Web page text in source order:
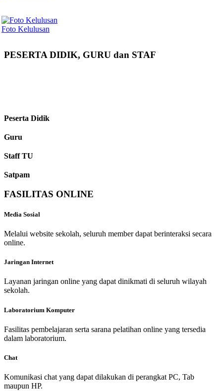
Foto Kelulusan
PESERTA DIDIK, GURU dan STAF
Peserta Didik
Guru
Staff TU
Satpam
FASILITAS ONLINE
Media Sosial
Melalui website sekolah, seluruh member dapat berinteraksi secara
online.
Jaringan Internet
Layanan jaringan online yang dapat dinikmati di seluruh wilayah
sekolah.
Laboratorium Komputer
Fasilitas pembelajaran serta sarana pelatihan online yang tersedia
dalam laboratorium.
Chat
Komunikasi chat yang dapat dilakukan di perangkat PC, Tab
maupun HP.